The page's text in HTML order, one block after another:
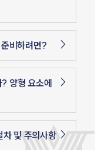
비하려면?
양형 요소에
차 및 주의사항